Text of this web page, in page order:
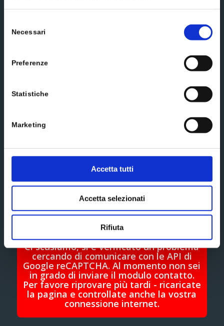
delNecessari
Preferenze
Statistiche
Marketing
Accetta tutti
Accetta selezionati
Rifiuta
Ci scusiamo, si è verificato un problema
cercando di comunicare con le API di
Google reCAPTCHA. Al momento non sei
in grado di inviare il modulo contatto.
Per favore riprovare più tardi - ricaricate
la pagina e controllate anche la vostra
connessione internet.